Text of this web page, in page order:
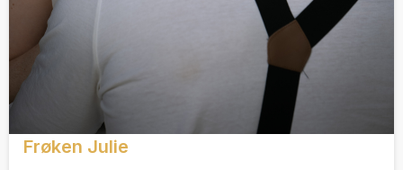
Frøken Julie